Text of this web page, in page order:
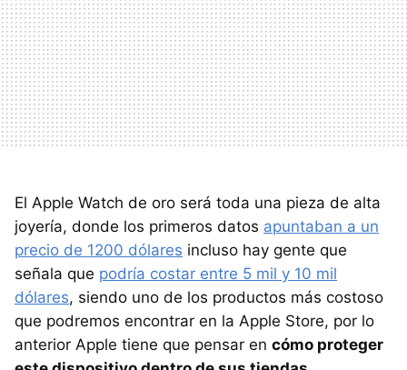
El Apple Watch de oro será toda una pieza de alta
joyería, donde los primeros datos apuntaban a un
precio de 1200 dólares incluso hay gente que
señala que podría costar entre 5 mil y 10 mil
dólares, siendo uno de los productos más costoso
que podremos encontrar en la Apple Store, por lo
anterior Apple tiene que pensar en cómo proteger